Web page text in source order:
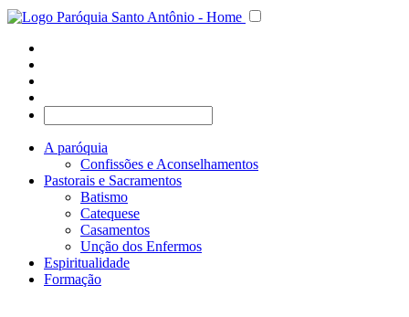
A paróquia
Confissões e Aconselhamentos
Pastorais e Sacramentos
Batismo
Catequese
Casamentos
Unção dos Enfermos
Espiritualidade
Formação